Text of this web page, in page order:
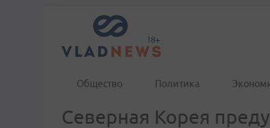
Общество Политика
Северная Корея